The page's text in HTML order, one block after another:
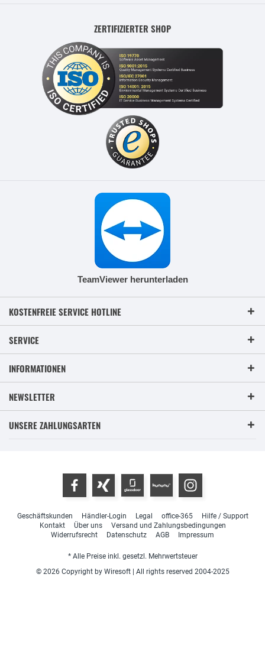
ZERTIFIZIERTER SHOP
TeamViewer herunterladen
KOSTENFREIE SERVICE HOTLINE
SERVICE
INFORMATIONEN
NEWSLETTER
UNSERE ZAHLUNGSARTEN
Geschäftskunden Händler-Login Legal office-365
Hilfe / Support
Kontakt
Über uns
Versand und Zahlungsbedingungen
Widerrufsrecht
Datenschutz AGB Impressum
* Alle Preise inkl. gesetzl. Mehrwertsteuer
© 2026 Copyright by Wiresoft | All rights reserved 2004-2025